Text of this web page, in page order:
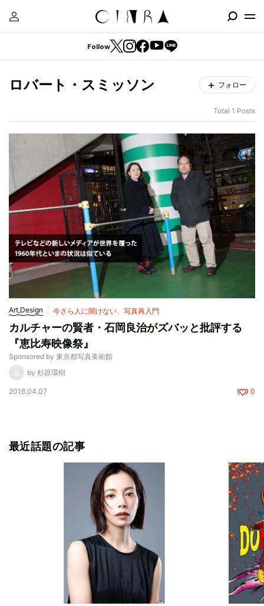
Follow
ロバート・スミッソン フォロー
Total 1 Posts
Art,Design 今さら人に聞けない、写真再入門
カルチャーの賢者・石岡良治がズバッと批評する
『恵比寿映像祭』
Sponsored by 東京都写真美術館
by 杉原環樹
2016.04.07 0
最近話題の記事